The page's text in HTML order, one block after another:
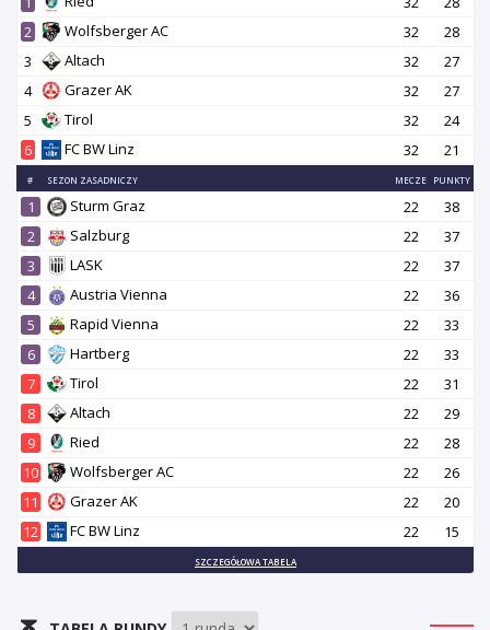
2
Wolfsberger AC 32
28
3
Altach 32
27
4
Grazer AK 32
27
5
Tirol 32
24
6
FC BW Linz 32 21
# SEZON ZASADNICZY MECZE PUNKTY
1 Sturm Graz 22
38
2
Salzburg 22
37
3
LASK 22
37
4
Austria Vienna 22
36
5
Rapid Vienna 22
33
6
Hartberg 22
33
7
Tirol 22
31
8
Altach 22
29
9
Ried 22
28
10
Wolfsberger AC 22
26
11
Grazer AK 22
20
12
FC BW Linz 22 15
SZCZEGÓŁOWA TABELA